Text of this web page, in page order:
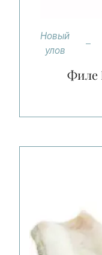
Новый
улов
Филе